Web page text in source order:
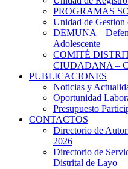
PROGRAMAS
Unidad de Gestion
DEMUNA –
Adolescente
COMITÉ
CIUDADANA –
PUBLICACIONES
Noticias y
Oportunidad
Presupuesto
CONTACTOS
Directorio de
2026
Directorio de
Distrital de Layo